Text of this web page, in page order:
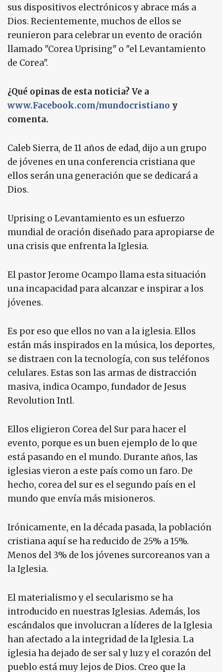
sus dispositivos electrónicos y abrace más a
Dios. Recientemente, muchos de ellos se
reunieron para celebrar un evento de oración
llamado "Corea Uprising" o "el Levantamiento
de Corea".
¿Qué opinas de esta noticia? Ve a
www.Facebook.com/mundocristiano y
comenta.
Caleb Sierra, de 11 años de edad, dijo a un grupo
de jóvenes en una conferencia cristiana que
ellos serán una generación que se dedicará a
Dios.
Uprising o Levantamiento es un esfuerzo
mundial de oración diseñado para apropiarse de
una crisis que enfrenta la Iglesia.
El pastor Jerome Ocampo llama esta situación
una incapacidad para alcanzar e inspirar a los
jóvenes.
Es por eso que ellos no van a la iglesia. Ellos
están más inspirados en la música, los deportes,
se distraen con la tecnología, con sus teléfonos
celulares. Estas son las armas de distracción
masiva, indica Ocampo, fundador de Jesus
Revolution Intl.
Ellos eligieron Corea del Sur para hacer el
evento, porque es un buen ejemplo de lo que
está pasando en el mundo. Durante años, las
iglesias vieron a este país como un faro. De
hecho, corea del sur es el segundo país en el
mundo que envía más misioneros.
Irónicamente, en la década pasada, la población
cristiana aquí se ha reducido de 25% a 15%.
Menos del 3% de los jóvenes surcoreanos van a
la Iglesia.
El materialismo y el secularismo se ha
introducido en nuestras Iglesias. Además, los
escándalos que involucran a líderes de la Iglesia
han afectado a la integridad de la Iglesia. La
iglesia ha dejado de ser sal y luz y el corazón del
pueblo está muy lejos de Dios. Creo que la